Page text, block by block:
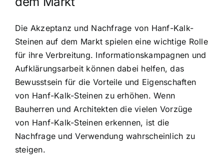
Die Akzeptanz und Nachfrage von Hanf-Kalk-
Steinen auf dem Markt spielen eine wichtige Rolle
für ihre Verbreitung. Informationskampagnen und
Aufklärungsarbeit können dabei helfen, das
Bewusstsein für die Vorteile und Eigenschaften
von Hanf-Kalk-Steinen zu erhöhen. Wenn
Bauherren und Architekten die vielen Vorzüge
von Hanf-Kalk-Steinen erkennen, ist die
Nachfrage und Verwendung wahrscheinlich zu
steigen.